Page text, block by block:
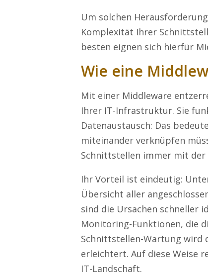
Um solchen
Komplexität Ihrer
besten eignen sich hierfür
Wie eine
Mit einer Middleware
Ihrer IT-Infrastruktur. Sie
Datenaustausch: Das
miteinander verknüpfen
Schnittstellen immer mit der
Ihr Vorteil ist eindeutig:
Übersicht aller
sind die Ursachen schneller
Monitoring-Funktionen, die
Schnittstellen-Wartung wird
erleichtert. Auf diese Weise
IT-Landschaft.